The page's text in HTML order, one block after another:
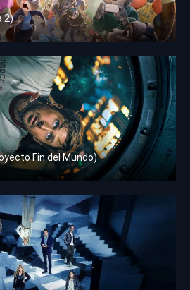
2)
Fin del Mundo)